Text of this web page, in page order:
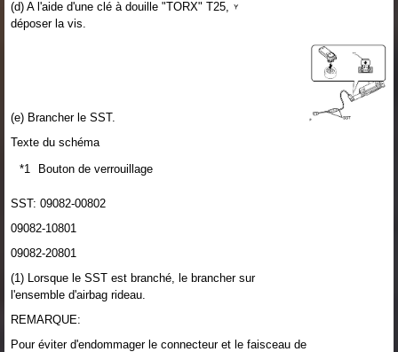
(d) A l'aide d'une clé à douille "TORX" T25,
déposer la vis.
(e) Brancher le SST.
Texte du schéma
*1
Bouton de verrouillage
SST: 09082-00802
09082-10801
09082-20801
(1) Lorsque le SST est branché, le brancher sur
l'ensemble d'airbag rideau.
REMARQUE:
Pour éviter d'endommager le connecteur et le faisceau de